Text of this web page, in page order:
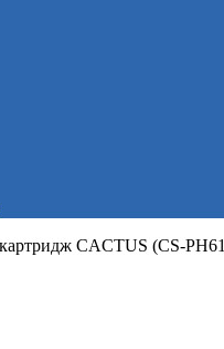
CACTUS (CS-